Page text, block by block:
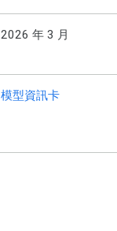
2026 年 3 月
模型資訊卡